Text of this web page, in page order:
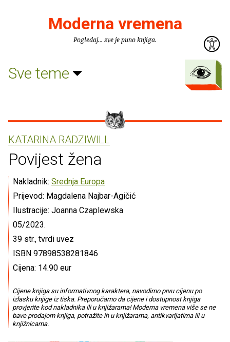
Moderna vremena
Pogledaj... sve je puno knjiga.
Sve teme
KATARINA RADZIWILL
Povijest žena
Nakladnik: Srednja Europa
Prijevod: Magdalena Najbar-Agičić
Ilustracije: Joanna Czaplewska
05/2023.
39 str., tvrdi uvez
ISBN 97898538281846
Cijena: 14.90 eur
Cijene knjiga su informativnog karaktera, navodimo prvu cijenu po
izlasku knjige iz tiska. Preporučamo da cijene i dostupnost knjiga
provjerite kod nakladnika ili u knjižarama! Moderna vremena više se ne
bave prodajom knjiga, potražite ih u knjižarama, antikvarijatima ili u
knjižnicama.